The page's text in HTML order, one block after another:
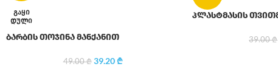
ᲒᲐᲧᲘ
ᲓᲣᲚᲘ
ბარბის თოჯინა მანქანით
49.00₾ 39.20₾
პლასტმასის
39.00₾